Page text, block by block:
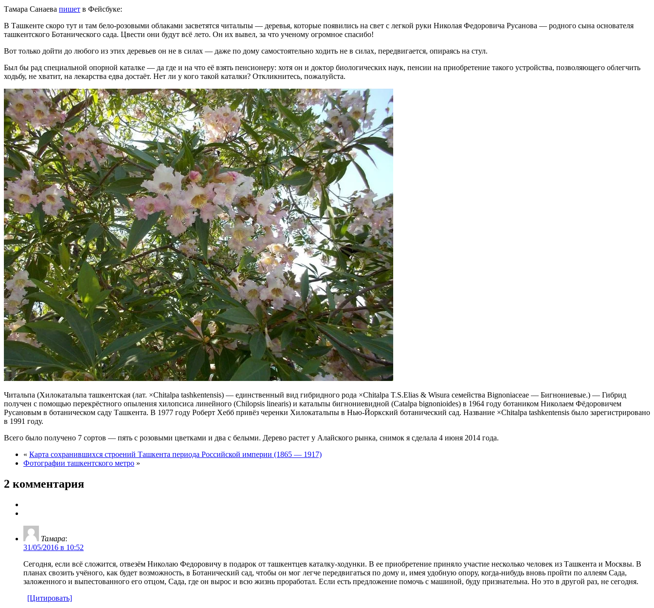
Тамара Санаева пишет в Фейсбуке:
В Ташкенте скоро тут и там бело-розовыми облаками засветятся читальпы — деревья, которые появились на свет с легкой руки Николая Федоровича Русанова — родного сына основателя
ташкентского Ботанического сада. Цвести они будут всё лето. Он их вывел, за что ученому огромное спасибо!
Вот только дойти до любого из этих деревьев он не в силах — даже по дому самостоятельно ходить не в силах, передвигается, опираясь на стул.
Был бы рад специальной опорной каталке — да где и на что её взять пенсионеру: хотя он и доктор биологических наук, пенсии на приобретение такого устройства, позволяющего облегчить
ходьбу, не хватит, на лекарства едва достаёт. Нет ли у кого такой каталки? Откликнитесь, пожалуйста.
Читальпа (Хилокатальпа ташкентская (лат. ×Chitalpa tashkentensis) — единственный вид гибридного рода ×Chitalpa T.S.Elias & Wisura семейства Bignoniaceae — Бигнониевые.) — Гибрид
получен с помощью перекрёстного опыления хилопсиса линейного (Chilopsis linearis) и катальпы бигнониевидной (Catalpa bignonioides) в 1964 году ботаником Николаем Фёдоровичем
Русановым в ботаническом саду Ташкента. В 1977 году Роберт Хебб привёз черенки Хилокатальпы в Нью-Йоркский ботанический сад. Название ×Chitalpa tashkentensis было зарегистрировано
в 1991 году.
Всего было получено 7 сортов — пять с розовыми цветками и два с белыми. Дерево растет у Алайского рынка, снимок я сделала 4 июня 2014 года.
« Карта сохранившихся строений Ташкента периода Российской империи (1865 — 1917)
Фотографии ташкентского метро »
2 комментария
Тамара:
31/05/2016 в 10:52
Сегодня, если всё сложится, отвезём Николаю Федоровичу в подарок от ташкентцев каталку-ходунки. В ее приобретение приняло участие несколько человек из Ташкента и Москвы. В
планах свозить учёного, как будет возможность, в Ботанический сад, чтобы он мог легче передвигаться по дому и, имея удобную опору, когда-нибудь вновь пройти по аллеям Сада,
заложенного и выпестованного его отцом, Сада, где он вырос и всю жизнь проработал. Если есть предложение помочь с машиной, буду признательна. Но это в другой раз, не сегодня.
[Цитировать]